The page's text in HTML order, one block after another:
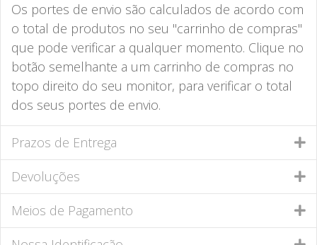
Os portes de envio são calculados de acordo com
o total de produtos no seu "carrinho de compras"
que pode verificar a qualquer momento. Clique no
botão semelhante a um carrinho de compras no
topo direito do seu monitor, para verificar o total
dos seus portes de envio.
Prazos de Entrega
Devoluções
Meios de Pagamento